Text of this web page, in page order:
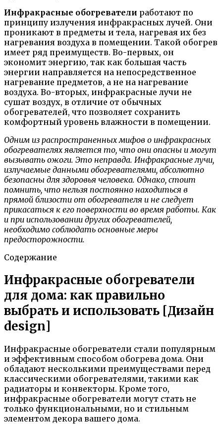
Инфракрасные обогреватели работают по
принципу излучения инфракрасных лучей. Они
проникают в предметы и тела, нагревая их без
нагревания воздуха в помещении. Такой обогрев
имеет ряд преимуществ. Во-первых, он
экономит энергию, так как большая часть
энергии направляется на непосредственное
нагревание предметов, а не на нагревание
воздуха. Во-вторых, инфракрасные лучи не
сушат воздух, в отличие от обычных
обогревателей, что позволяет сохранить
комфортный уровень влажности в помещении.
Одним из распространенных мифов о инфракрасных
обогревателях является то, что они опасны и могут
вызывать ожоги. Это неправда. Инфракрасные лучи,
излучаемые данными обогревателями, абсолютно
безопасны для здоровья человека. Однако, стоит
помнить, что нельзя постоянно находиться в
прямой близости от обогревателя и не следует
прикасаться к его поверхности во время работы. Как
и при использовании других обогревателей,
необходимо соблюдать основные меры
предосторожности.
Содержание
Инфракрасные обогреватели
для дома: как правильно
выбрать и использовать [Дизайн
design]
Инфракрасные обогреватели стали популярным
и эффективным способом обогрева дома. Они
обладают несколькими преимуществами перед
классическими обогревателями, такими как
радиаторы и конвекторы. Кроме того,
инфракрасные обогреватели могут стать не
только функциональными, но и стильным
элементом декора вашего дома.